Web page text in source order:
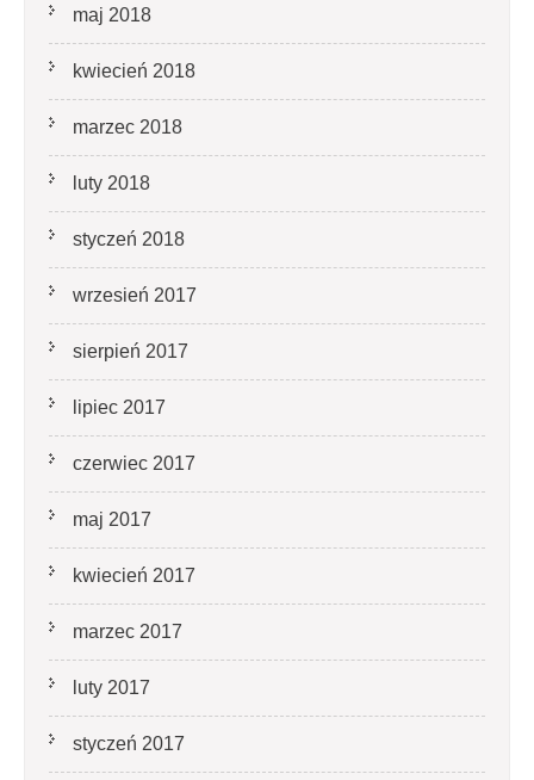
maj 2018
kwiecień 2018
marzec 2018
luty 2018
styczeń 2018
wrzesień 2017
sierpień 2017
lipiec 2017
czerwiec 2017
maj 2017
kwiecień 2017
marzec 2017
luty 2017
styczeń 2017